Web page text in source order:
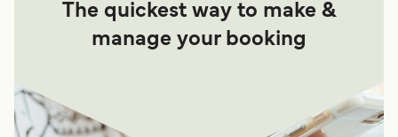
The quickest way to make &
manage your booking